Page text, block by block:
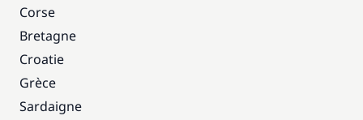
Corse
Bretagne
Croatie
Grèce
Sardaigne